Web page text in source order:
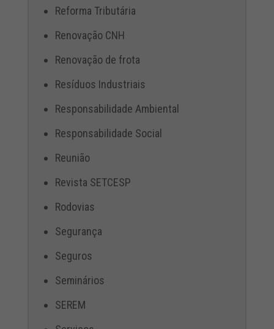
Reforma Tributária
Renovação CNH
Renovação de frota
Resíduos Industriais
Responsabilidade Ambiental
Responsabilidade Social
Reunião
Revista SETCESP
Rodovias
Segurança
Seguros
Seminários
SEREM